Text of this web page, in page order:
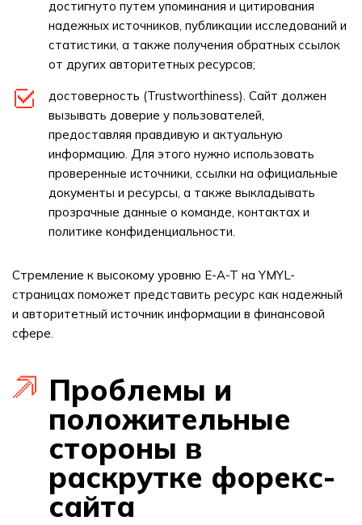
достигнуто путем упоминания и цитирования
надежных источников, публикации исследований и
статистики, а также получения обратных ссылок
от других авторитетных ресурсов;
достоверность (Trustworthiness). Сайт должен
вызывать доверие у пользователей,
предоставляя правдивую и актуальную
информацию. Для этого нужно использовать
проверенные источники, ссылки на официальные
документы и ресурсы, а также выкладывать
прозрачные данные о команде, контактах и
политике конфиденциальности.
Стремление к высокому уровню E-A-T на YMYL-
страницах поможет представить ресурс как надежный
и авторитетный источник информации в финансовой
сфере.
Проблемы и
положительные
стороны в
раскрутке форекс-
сайта